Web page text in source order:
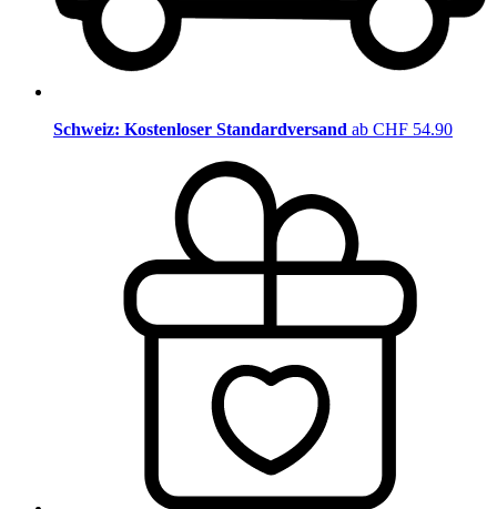
Schweiz: Kostenloser Standardversand ab CHF 54.90